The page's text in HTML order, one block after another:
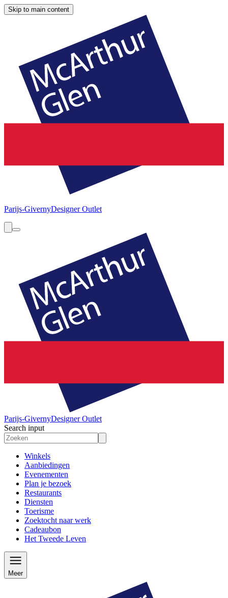
Skip to main content
Parijs-GivernyDesigner Outlet
Parijs-GivernyDesigner Outlet
Search input
Winkels
Aanbiedingen
Evenementen
Plan je bezoek
Restaurants
Diensten
Toerisme
Zoektocht naar werk
Cadeaubon
Het Tweede Leven
Meer